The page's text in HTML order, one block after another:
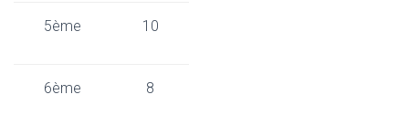
5ème 10
6ème 8